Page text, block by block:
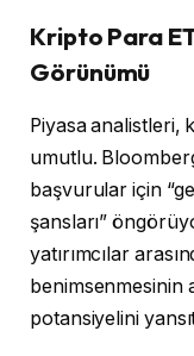
Kripto Para
Görünümü
Piyasa analistleri,
umutlu.
başvurular için
şansları”
yatırımcılar
benimsenmesinin
potansiyelini